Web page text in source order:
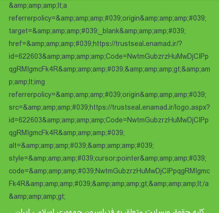
&amp;amp;amp;lt;a
referrerpolicy=&amp;amp;amp;#039;origin&amp;amp;amp;#039;
target=&amp;amp;amp;#039;_blank&amp;amp;amp;#039;
href=&amp;amp;amp;#039;https://trustseal.enamad.ir/?
id=622603&amp;amp;amp;amp;Code=NwtmGubzrzHuMwDjCIPp
qgRMIgmcFk4R&amp;amp;amp;#039;&amp;amp;amp;gt;&amp;am
p;amp;lt;img
referrerpolicy=&amp;amp;amp;#039;origin&amp;amp;amp;#039;
src=&amp;amp;amp;#039;https://trustseal.enamad.ir/logo.aspx?
id=622603&amp;amp;amp;amp;Code=NwtmGubzrzHuMwDjCIPp
qgRMIgmcFk4R&amp;amp;amp;#039;
alt=&amp;amp;amp;#039;&amp;amp;amp;#039;
style=&amp;amp;amp;#039;cursor:pointer&amp;amp;amp;#039;
code=&amp;amp;amp;#039;NwtmGubzrzHuMwDjCIPpqgRMIgmc
Fk4R&amp;amp;amp;#039;&amp;amp;amp;gt;&amp;amp;amp;lt;/a
&amp;amp;amp;gt;